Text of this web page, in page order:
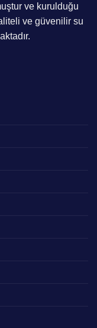
ve kurulduğu
ve güvenilir su